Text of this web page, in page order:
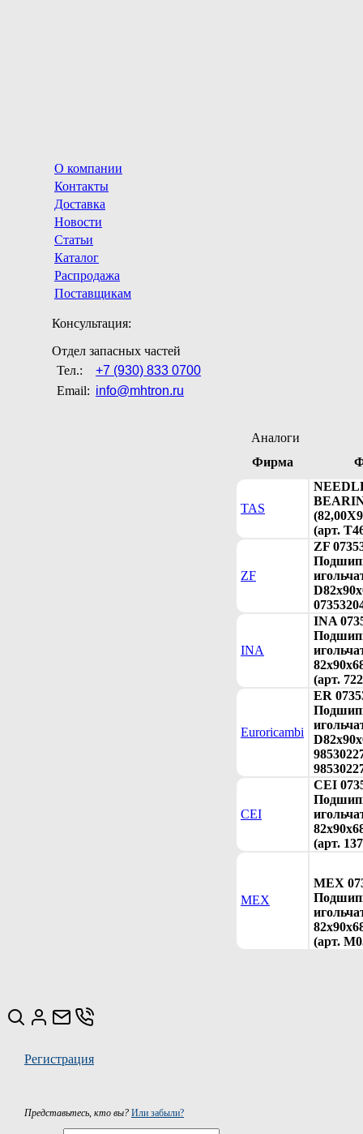
О компании
Контакты
Доставка
Новости
Статьи
Каталог
Распродажа
Поставщикам
Консультация:
Отдел запасных частей
Тел.:
+7 (930) 833 0700
Email: info@mhtron.ru
Аналоги
Фирма
TAS
(арт.
ZF
ZF
INA
INA
(арт.
Euroricambi
ER
CEI
CEI
(арт.
MEX
MEX
(арт.
Регистрация
Представьтесь, кто вы? Или забыли?